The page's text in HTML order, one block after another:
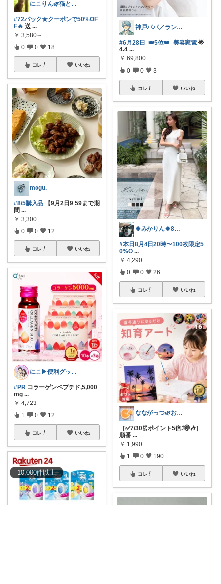
10,000件以上
にこりん🌿猫と暮らす主婦のROOM😹
#72パック★クーポンで50%OF
F🔥 送 ...
￥ 3,580～
0 0 18
コレ いいね
mogu.
#8/5購入品 【9月2日9:59まで期
間 ...
￥ 3,300
0 0 12
コレ いいね
にこ▶︎便利グッズで家事ラク♪
#PR コラーゲンペプチド,5,000
mg ...
￥ 4,723
1 0 12
コレ いいね
神戸パパ／ランキング＆レビュー毎日掲載
#6月28日_👑5位👑_美容家電 🌟
4.4 ...
￥ 69,800
0 0 3
コレ いいね
🍀みかりん🍀8月宜しくお願いします✨
#本日8月4日20時〜100枚限定5
0%O ...
￥ 4,290
0 0 26
コレ いいね
なながっつ🌿お得好き！コスパも大切💛
［✅7/30⏰ポイント5倍⤴️🉐🎶］
順番 ...
￥ 1,990
1 0 190
コレ いいね